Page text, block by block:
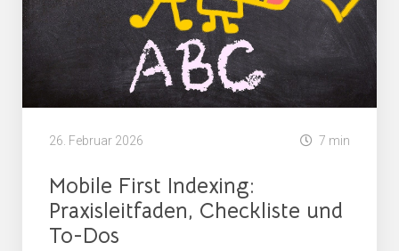
26. Februar 2026 7 min
Mobile First Indexing:
Praxisleitfaden, Checkliste und
To-Dos